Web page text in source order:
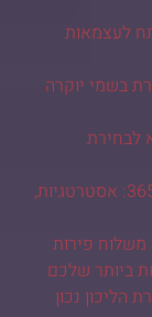
לעצמאות
בשמי יוקרה
לבחירת
המדריך המלא למשתמש החכם ב-בט 365: אסטרטגיות,
פירות
ביותר שלכם
הליכון נכון